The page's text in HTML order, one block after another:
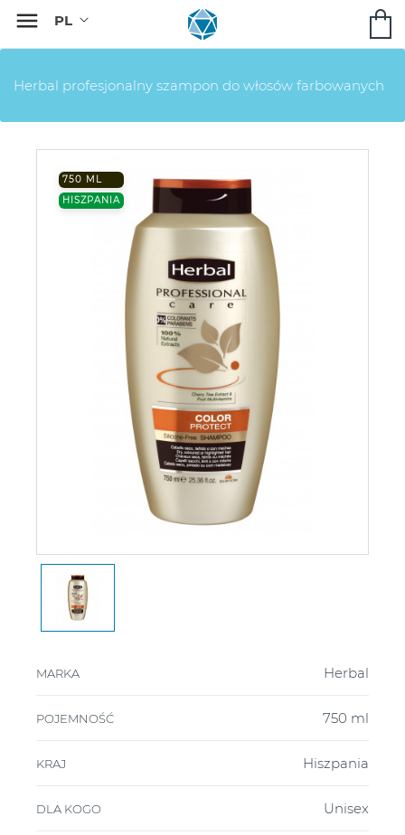

Herbal profesjonalny szampon do włosów farbowanych
750 ML
HISZPANIA
MARKA Herbal
POJEMNOŚĆ 750 ml
KRAJ Hiszpania
DLA KOGO Unisex